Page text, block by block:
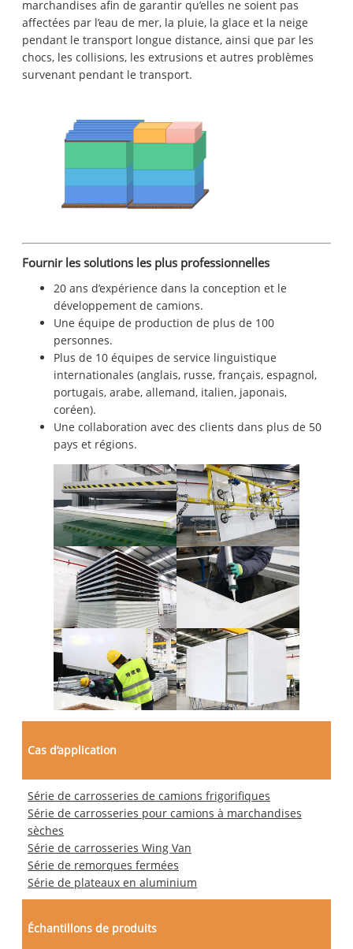
marchandises afin de garantir qu’elles ne soient pas
affectées par l’eau de mer, la pluie, la glace et la neige
pendant le transport longue distance, ainsi que par les
chocs, les collisions, les extrusions et autres problèmes
survenant pendant le transport.
Fournir les solutions les plus professionnelles
20 ans d’expérience dans la conception et le
développement de camions.
Une équipe de production de plus de 100
personnes.
Plus de 10 équipes de service linguistique
internationales (anglais, russe, français, espagnol,
portugais, arabe, allemand, italien, japonais,
coréen).
Une collaboration avec des clients dans plus de 50
pays et régions.
Cas d’application
Série de carrosseries de camions frigorifiques
Série de carrosseries pour camions à marchandises
sèches
Série de carrosseries Wing Van
Série de remorques fermées
Série de plateaux en aluminium
Échantillons de produits